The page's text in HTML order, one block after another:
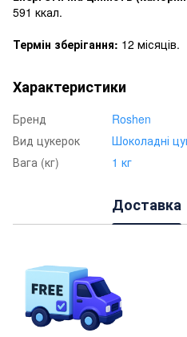
591 ккал.
Термін зберігання: 12 місяців.
Характеристики
Бренд
Roshen
Вид цукерок
Шоколадні
Вага (кг)
1 кг
Доставка